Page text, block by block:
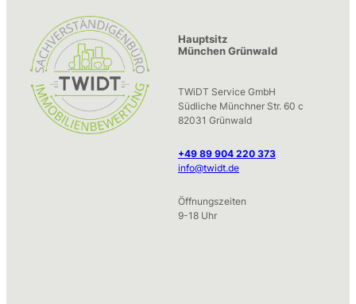
Hauptsitz
München Grünwald
TWiDT Service GmbH
Südliche Münchner Str. 60 c
82031 Grünwald
+49 89 904 220 373
info@twidt.de
Öffnungszeiten
9-18 Uhr